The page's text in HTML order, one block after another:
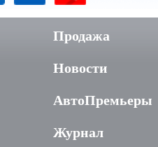
Продажа
Новости
АвтоПремьеры
Журнал